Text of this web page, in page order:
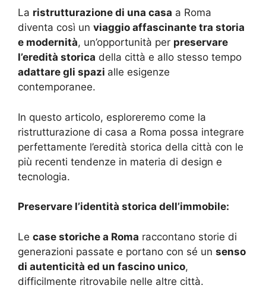
La ristrutturazione di una casa a Roma
diventa così un viaggio affascinante tra storia
e modernità, un’opportunità per preservare
l’eredità storica della città e allo stesso tempo
adattare gli spazi alle esigenze
contemporanee.
In questo articolo, esploreremo come la
ristrutturazione di casa a Roma possa integrare
perfettamente l’eredità storica della città con le
più recenti tendenze in materia di design e
tecnologia.
Preservare l’identità storica dell’immobile:
Le case storiche a Roma raccontano storie di
generazioni passate e portano con sé un senso
di autenticità ed un fascino unico,
difficilmente ritrovabile nelle altre città.